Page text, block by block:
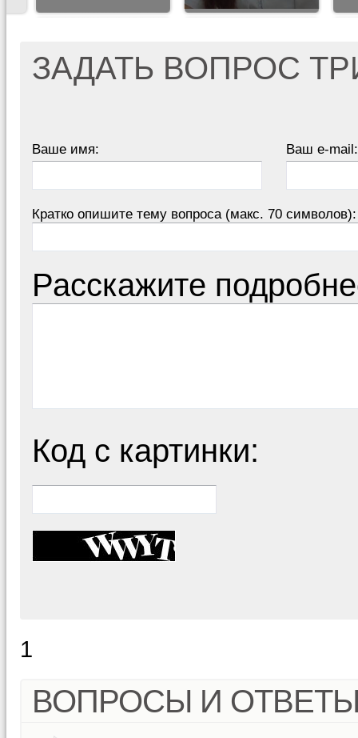
ЗАДАТЬ ВОПРОС
Ваше имя: Ваш e-mail:
Кратко опишите тему вопроса (макс. 70 символов):
Расскажите
Код с картинки:
1
ВОПРОСЫ И